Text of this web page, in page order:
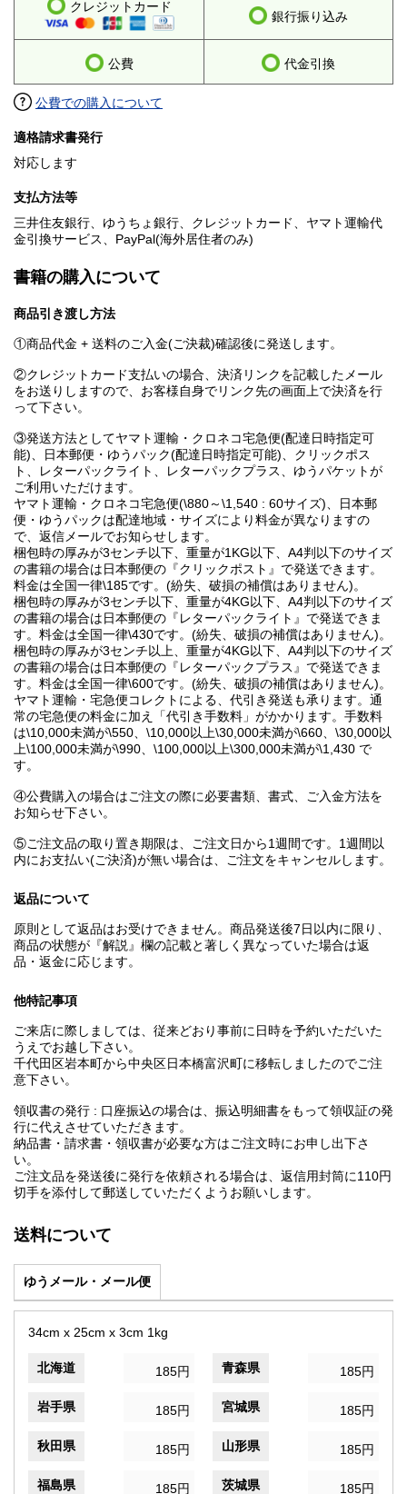
クレジットカード
銀行振り込み
公費 代金引換
公費での購入について
適格請求書発行
対応します
支払方法等
三井住友銀行、ゆうちょ銀行、クレジットカード、ヤマト運輸代
金引換サービス、PayPal(海外居住者のみ)
書籍の購入について
商品引き渡し方法
①商品代金 + 送料のご入金(ご決裁)確認後に発送します。
②クレジットカード支払いの場合、決済リンクを記載したメール
をお送りしますので、お客様自身でリンク先の画面上で決済を行
って下さい。
③発送方法としてヤマト運輸・クロネコ宅急便(配達日時指定可
能)、日本郵便・ゆうパック(配達日時指定可能)、クリックポス
ト、レターパックライト、レターパックプラス、ゆうパケットが
ご利用いただけます。
ヤマト運輸・クロネコ宅急便(\880～\1,540 : 60サイズ)、日本郵
便・ゆうパックは配達地域・サイズにより料金が異なりますの
で、返信メールでお知らせします。
梱包時の厚みが3センチ以下、重量が1KG以下、A4判以下のサイズ
の書籍の場合は日本郵便の『クリックポスト』で発送できます。
料金は全国一律\185です。(紛失、破損の補償はありません)。
梱包時の厚みが3センチ以下、重量が4KG以下、A4判以下のサイズ
の書籍の場合は日本郵便の『レターパックライト』で発送できま
す。料金は全国一律\430です。(紛失、破損の補償はありません)。
梱包時の厚みが3センチ以上、重量が4KG以下、A4判以下のサイズ
の書籍の場合は日本郵便の『レターパックプラス』で発送できま
す。料金は全国一律\600です。(紛失、破損の補償はありません)。
ヤマト運輸・宅急便コレクトによる、代引き発送も承ります。通
常の宅急便の料金に加え「代引き手数料」がかかります。手数料
は\10,000未満が\550、\10,000以上\30,000未満が\660、\30,000以
上\100,000未満が\990、\100,000以上\300,000未満が\1,430 で
す。
④公費購入の場合はご注文の際に必要書類、書式、ご入金方法を
お知らせ下さい。
⑤ご注文品の取り置き期限は、ご注文日から1週間です。1週間以
内にお支払い(ご決済)が無い場合は、ご注文をキャンセルします。
返品について
原則として返品はお受けできません。商品発送後7日以内に限り、
商品の状態が『解説』欄の記載と著しく異なっていた場合は返
品・返金に応じます。
他特記事項
ご来店に際しましては、従来どおり事前に日時を予約いただいた
うえでお越し下さい。
千代田区岩本町から中央区日本橋富沢町に移転しましたのでご注
意下さい。
領収書の発行 : 口座振込の場合は、振込明細書をもって領収証の発
行に代えさせていただきます。
納品書・請求書・領収書が必要な方はご注文時にお申し出下さ
い。
ご注文品を発送後に発行を依頼される場合は、返信用封筒に110円
切手を添付して郵送していただくようお願いします。
送料について
ゆうメール・メール便
34cm x 25cm x 3cm 1kg
北海道 185円 青森県 185円
岩手県 185円 宮城県 185円
秋田県 185円 山形県 185円
福島県 185円 茨城県 185円